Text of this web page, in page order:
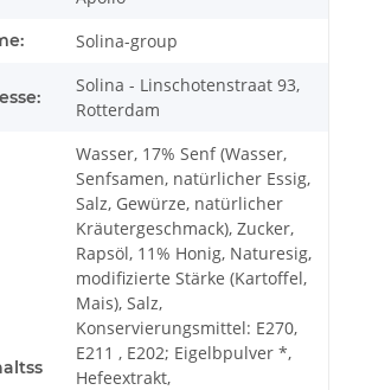
Solina-group
Solina - Linschotenstraat 93,
Rotterdam
Wasser, 17% Senf (Wasser,
Senfsamen, natürlicher Essig,
Salz, Gewürze, natürlicher
Kräutergeschmack), Zucker,
Rapsöl, 11% Honig, Naturesig,
modifizierte Stärke (Kartoffel,
Mais), Salz,
Konservierungsmittel: E270,
E211 , E202; Eigelbpulver *,
Hefeextrakt,